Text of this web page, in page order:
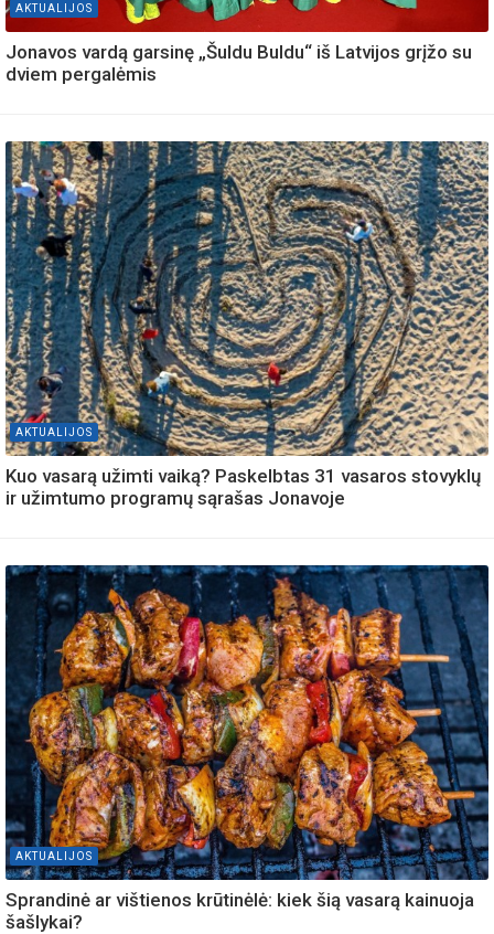
AKTUALIJOS
Jonavos vardą garsinę „Šuldu Buldu“ iš Latvijos grįžo su
dviem pergalėmis
AKTUALIJOS
Kuo vasarą užimti vaiką? Paskelbtas 31 vasaros stovyklų
ir užimtumo programų sąrašas Jonavoje
AKTUALIJOS
Sprandinė ar vištienos krūtinėlė: kiek šią vasarą kainuoja
šašlykai?